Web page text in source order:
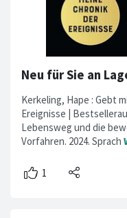
Kerkeling, Hape : Gebt
Ereignisse |
Lebensweg und die
Vorfahren. 2024. Sprach